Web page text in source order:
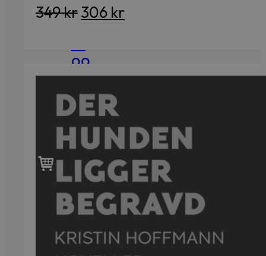
— kvalitetslitteratur
99,-
Våre
utvalgte
349krOpprinnelig
var:
349 kr.
306 krNåværende
306 kr.